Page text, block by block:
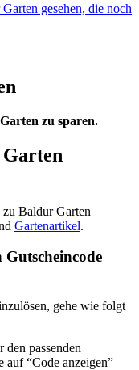
gesehen, die noch
zu sparen.
Baldur Garten
Gartenartikel.
gehe wie folgt
den passenden
auf “Code anzeigen”